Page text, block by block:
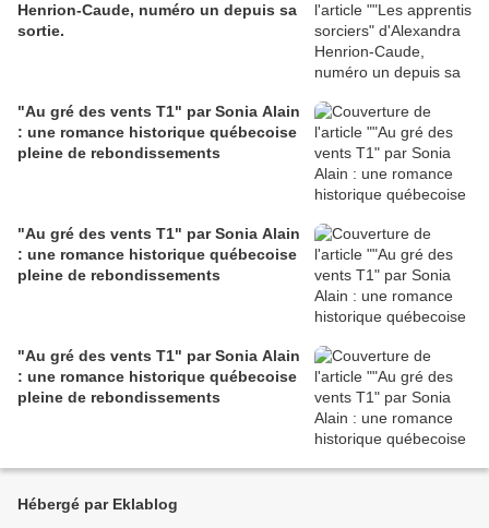
Henrion-Caude, numéro un depuis sa
sortie.
"Au gré des vents T1" par Sonia Alain
: une romance historique québecoise
pleine de rebondissements
"Au gré des vents T1" par Sonia Alain
: une romance historique québecoise
pleine de rebondissements
"Au gré des vents T1" par Sonia Alain
: une romance historique québecoise
pleine de rebondissements
Hébergé par Eklablog